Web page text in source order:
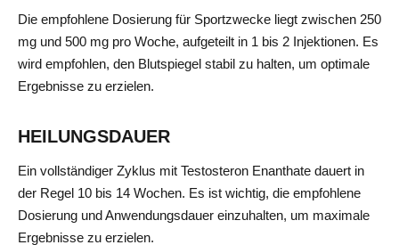
Die empfohlene Dosierung für Sportzwecke liegt zwischen 250
mg und 500 mg pro Woche, aufgeteilt in 1 bis 2 Injektionen. Es
wird empfohlen, den Blutspiegel stabil zu halten, um optimale
Ergebnisse zu erzielen.
HEILUNGSDAUER
Ein vollständiger Zyklus mit Testosteron Enanthate dauert in
der Regel 10 bis 14 Wochen. Es ist wichtig, die empfohlene
Dosierung und Anwendungsdauer einzuhalten, um maximale
Ergebnisse zu erzielen.